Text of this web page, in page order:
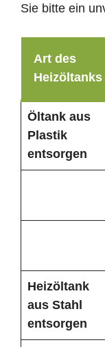
Sie bitte ein
Art des
Heizöltanks
Öltank aus
Plastik
entsorgen
Heizöltank
aus Stahl
entsorgen